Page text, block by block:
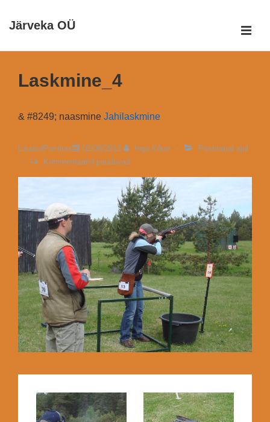
OtseJärveka OÜ
navigatsioon
Laskmine_4
& #8249; naasmine Jahilaskmine
LisatudPostitas 02/08/2013 Inga Kõue
Postitatud ajal
Kommentaarid puuduvad